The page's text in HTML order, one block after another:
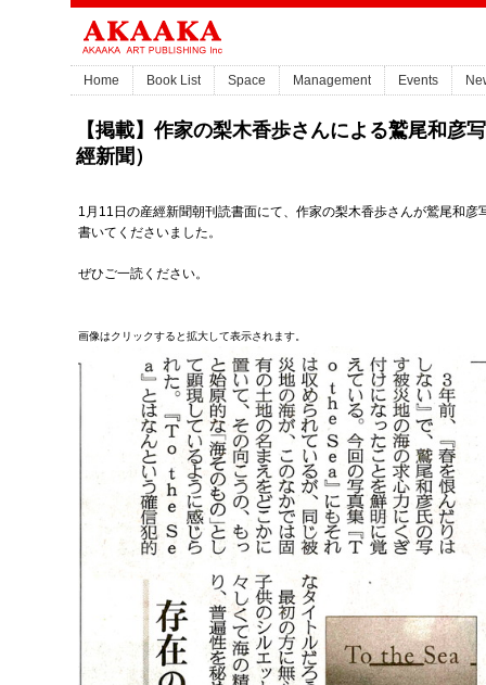
Home Book List Space Management Events
【掲載】作家の梨木香歩さんによる鷲尾和彦
經新聞）
1月11日の産經新聞朝刊読書面にて、作家の梨木香歩さんが鷲尾和彦
書いてくださいました。
ぜひご一読ください。
画像はクリックすると拡大して表示されます。